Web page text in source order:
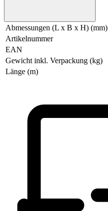
Abmessungen (L x B x H) (mm)
Artikelnummer
EAN
Gewicht inkl. Verpackung (kg)
Länge (m)